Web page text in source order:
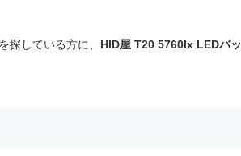
探している方に、 HID屋 T20 5760lx LEDバッ